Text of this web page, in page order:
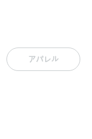
アパレル